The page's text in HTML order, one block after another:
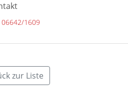
06642/1609
zur Liste